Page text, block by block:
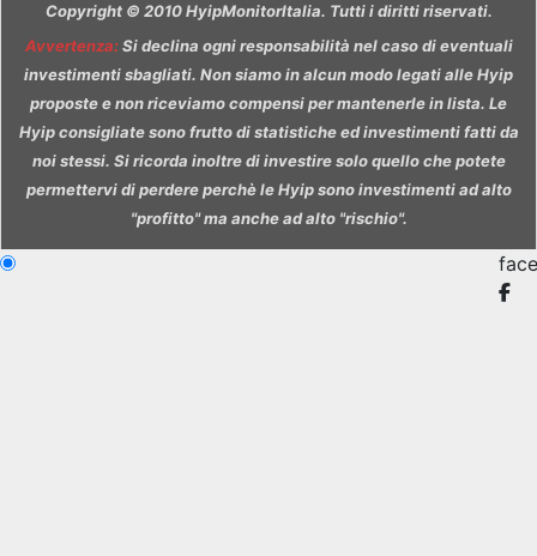
Copyright © 2010 HyipMonitorItalia. Tutti i diritti riservati.
Avvertenza:Si declina ogni responsabilità nel caso di eventuali
investimenti sbagliati. Non siamo in alcun modo legati alle Hyip
proposte e non riceviamo compensi per mantenerle in lista. Le
Hyip consigliate sono frutto di statistiche ed investimenti fatti da
noi stessi. Si ricorda inoltre di investire solo quello che potete
permettervi di perdere perchè le Hyip sono investimenti ad alto
"profitto" ma anche ad alto "rischio".